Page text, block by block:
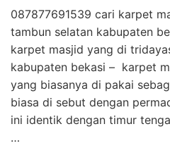
087877691539 cari karpet
tambun selatan kabupaten
karpet masjid yang di
kabupaten bekasi – karpet
yang biasanya di pakai
biasa di sebut dengan
ini identik dengan timur
…